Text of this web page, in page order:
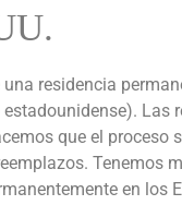
residencia
Las
que el proceso
Tenemos
en los